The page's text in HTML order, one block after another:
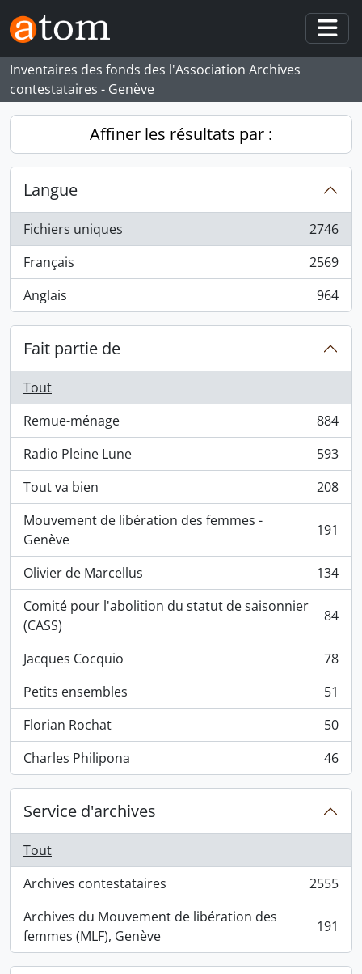
Skip to main content
Inventaires des fonds des l'Association Archives
contestataires - Genève
Affiner les résultats par :
Langue
Fichiers uniques
, 2746 résultats
2746
Français
, 2569 résultats
2569
Anglais
, 964 résultats 964
Fait partie de
Tout
Remue-ménage
, 884 résultats
884
Radio Pleine Lune
, 593 résultats
593
Tout va bien
, 208 résultats
208
Mouvement de libération des femmes -
Genève
, 191 résultats 191
Olivier de Marcellus
, 134 résultats
134
Comité pour l'abolition du statut de saisonnier
(CASS)
, 84 résultats 84
Jacques Cocquio
, 78 résultats
78
Petits ensembles
, 51 résultats
51
Florian Rochat
, 50 résultats
50
Charles Philipona
, 46 résultats 46
Service d'archives
Tout
Archives contestataires
, 2555 résultats
2555
Archives du Mouvement de libération des
femmes (MLF), Genève
, 191 résultats 191